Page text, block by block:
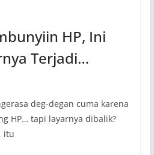
HP, Ini
Terjadi…
deg-degan cuma karena
HP… tapi layarnya dibalik?
itu